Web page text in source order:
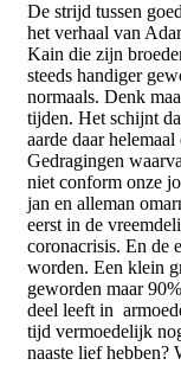
De strijd tussen
het verhaal van
Kain die zijn
steeds handiger
normaals. Denk
tijden. Het schijnt
aarde daar
Gedragingen
niet conform onze
jan en alleman
eerst in de
coronacrisis. En de
worden. Een klein
geworden maar
deel leeft in
tijd vermoedelijk
naaste lief